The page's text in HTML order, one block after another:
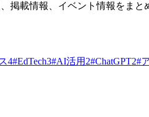
、掲載情報、イベント情報をま
4#EdTech3#AI活用 2#ChatGPT2#